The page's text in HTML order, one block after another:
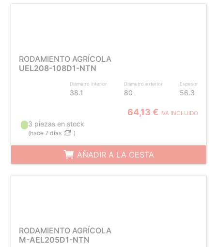
RODAMIENTO AGRÍCOLA
UEL208-108D1-NTN
Diámetro interior
38.1
Diámetro exterior
80
Espesor
56.3
64,13 € IVA INCLUIDO
3 piezas en stock
(hace 7 días )
AÑADIR A LA CESTA
RODAMIENTO AGRÍCOLA
M-AEL205D1-NTN